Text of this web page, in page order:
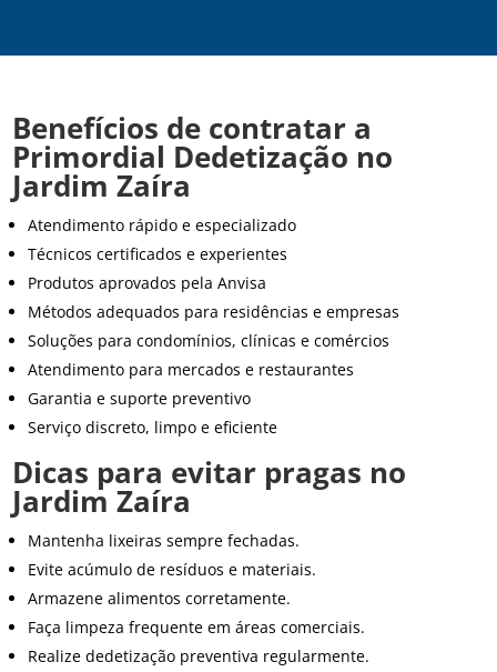
Benefícios de contratar a
Primordial Dedetização no
Jardim Zaíra
Atendimento rápido e especializado
Técnicos certificados e experientes
Produtos aprovados pela Anvisa
Métodos adequados para residências e empresas
Soluções para condomínios, clínicas e comércios
Atendimento para mercados e restaurantes
Garantia e suporte preventivo
Serviço discreto, limpo e eficiente
Dicas para evitar pragas no
Jardim Zaíra
Mantenha lixeiras sempre fechadas.
Evite acúmulo de resíduos e materiais.
Armazene alimentos corretamente.
Faça limpeza frequente em áreas comerciais.
Realize dedetização preventiva regularmente.